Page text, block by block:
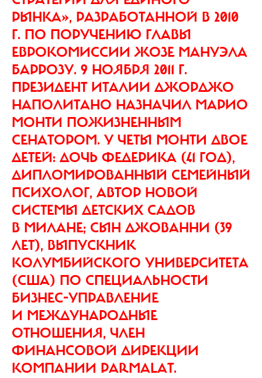
РЫНКА», РАЗРАБОТАННОЙ В 2010
Г. ПО ПОРУЧЕНИЮ ГЛАВЫ
ЕВРОКОМИССИИ ЖОЗЕ МАНУЭЛА
БАРРОЗУ. 9 НОЯБРЯ 2011 Г.
ПРЕЗИДЕНТ ИТАЛИИ ДЖОРДЖО
НАПОЛИТАНО НАЗНАЧИЛ МАРИО
МОНТИ ПОЖИЗНЕННЫМ
СЕНАТОРОМ. У ЧЕТЫ МОНТИ ДВОЕ
ДЕТЕЙ: ДОЧЬ ФЕДЕРИКА (41 ГОД),
ДИПЛОМИРОВАННЫЙ СЕМЕЙНЫЙ
ПСИХОЛОГ, АВТОР НОВОЙ
СИСТЕМЫ ДЕТСКИХ САДОВ
В МИЛАНЕ; СЫН ДЖОВАННИ (39
ЛЕТ), ВЫПУСКНИК
КОЛУМБИЙСКОГО УНИВЕРСИТЕТА
(США) ПО СПЕЦИАЛЬНОСТИ
БИЗНЕС-УПРАВЛЕНИЕ
И МЕЖДУНАРОДНЫЕ
ОТНОШЕНИЯ, ЧЛЕН
ФИНАНСОВОЙ ДИРЕКЦИИ
КОМПАНИИ PARMALAT.